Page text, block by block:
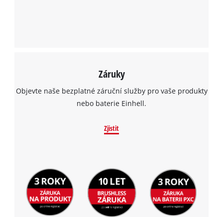
Záruky
Objevte naše bezplatné záruční služby pro vaše produkty
nebo baterie Einhell.
Zjistit